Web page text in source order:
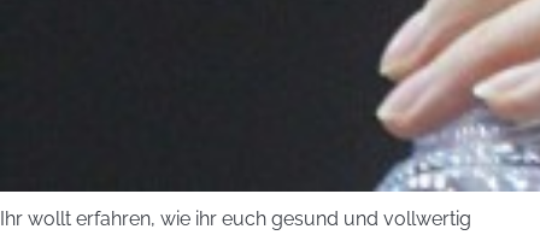
Ihr wollt erfahren, wie ihr euch gesund und vollwertig